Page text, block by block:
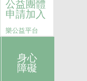
公益團體
申請加入
樂公益平台
身心
障礙